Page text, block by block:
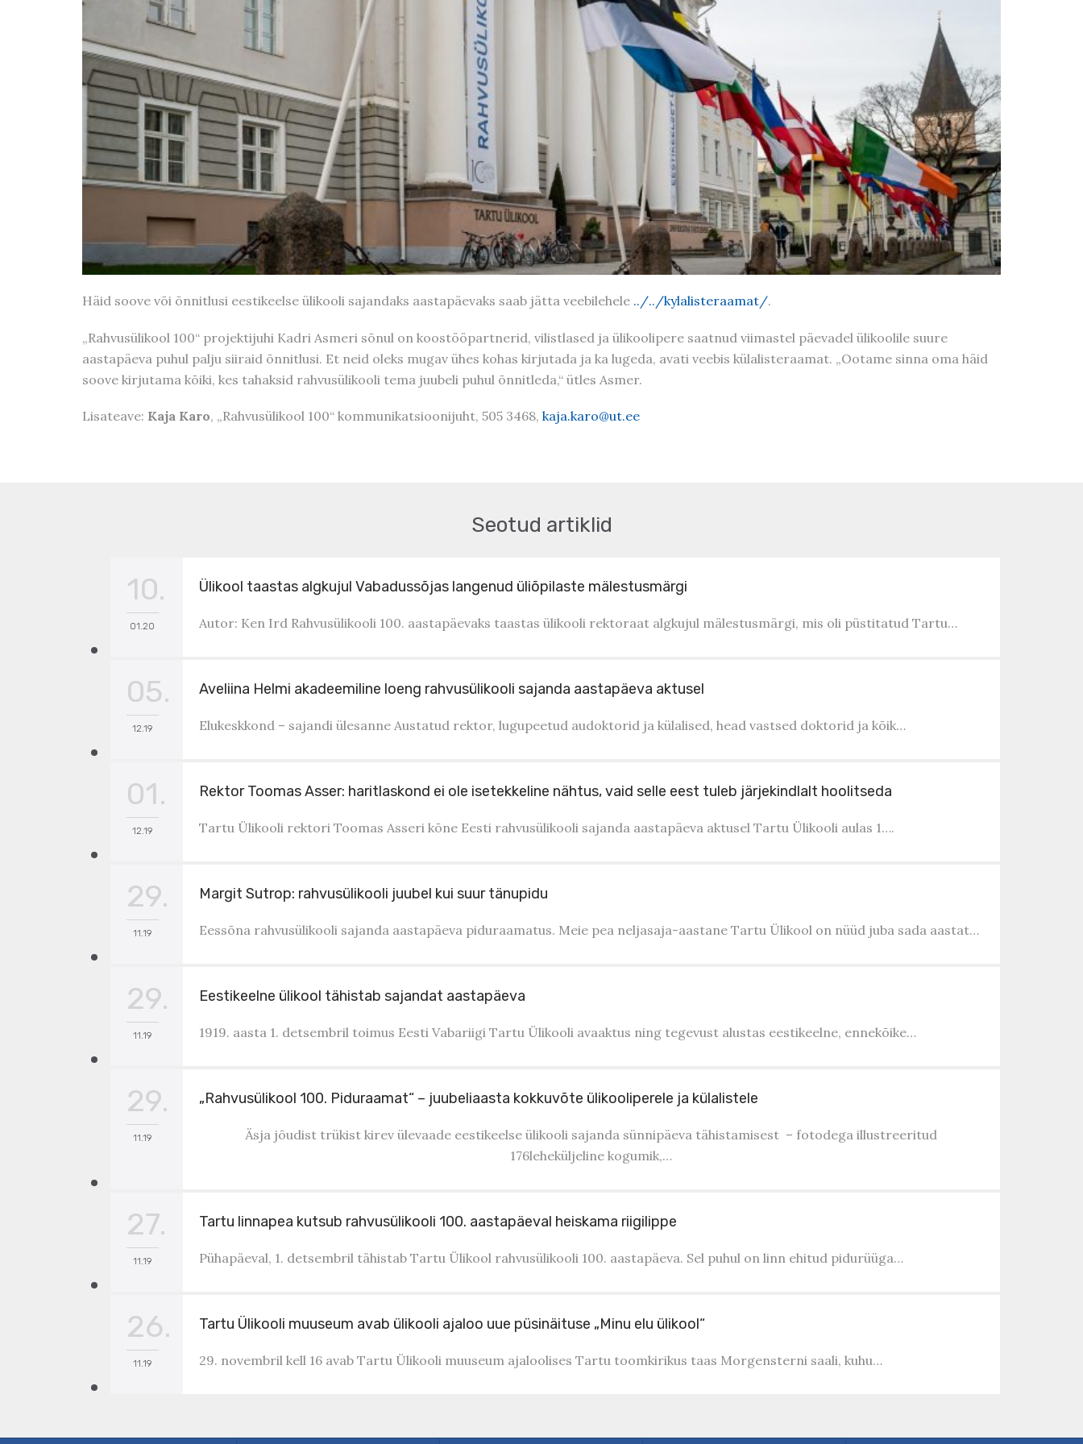
Häid soove või õnnitlusi eestikeelse ülikooli sajandaks aastapäevaks saab jätta veebilehele ../../kylalisteraamat/.
„Rahvusülikool 100“ projektijuhi Kadri Asmeri sõnul on koostööpartnerid, vilistlased ja ülikoolipere saatnud viimastel päevadel ülikoolile suure
aastapäeva puhul palju siiraid õnnitlusi. Et neid oleks mugav ühes kohas kirjutada ja ka lugeda, avati veebis külalisteraamat. „Ootame sinna oma häid
soove kirjutama kõiki, kes tahaksid rahvusülikooli tema juubeli puhul õnnitleda,“ ütles Asmer.
Lisateave: Kaja Karo, „Rahvusülikool 100“ kommunikatsioonijuht, 505 3468, kaja.karo@ut.ee
Seotud artiklid
10.
01.20
Ülikool taastas algkujul Vabadussõjas langenud üliõpilaste mälestusmärgi
Autor: Ken Ird Rahvusülikooli 100. aastapäevaks taastas ülikooli rektoraat algkujul mälestusmärgi, mis oli püstitatud Tartu…
05.
12.19
Aveliina Helmi akadeemiline loeng rahvusülikooli sajanda aastapäeva aktusel
Elukeskkond – sajandi ülesanne Austatud rektor, lugupeetud audoktorid ja külalised, head vastsed doktorid ja kõik…
01.
12.19
Rektor Toomas Asser: haritlaskond ei ole isetekkeline nähtus, vaid selle eest tuleb järjekindlalt hoolitseda
Tartu Ülikooli rektori Toomas Asseri kõne Eesti rahvusülikooli sajanda aastapäeva aktusel Tartu Ülikooli aulas 1….
29.
11.19
Margit Sutrop: rahvusülikooli juubel kui suur tänupidu
Eessõna rahvusülikooli sajanda aastapäeva piduraamatus. Meie pea neljasaja-aastane Tartu Ülikool on nüüd juba sada aastat…
29.
11.19
Eestikeelne ülikool tähistab sajandat aastapäeva
1919. aasta 1. detsembril toimus Eesti Vabariigi Tartu Ülikooli avaaktus ning tegevust alustas eestikeelne, ennekõike…
29.
11.19
„Rahvusülikool 100. Piduraamat“ – juubeliaasta kokkuvõte ülikooliperele ja külalistele
Äsja jõudist trükist kirev ülevaade eestikeelse ülikooli sajanda sünnipäeva tähistamisest – fotodega illustreeritud
176leheküljeline kogumik,…
27.
11.19
Tartu linnapea kutsub rahvusülikooli 100. aastapäeval heiskama riigilippe
Pühapäeval, 1. detsembril tähistab Tartu Ülikool rahvusülikooli 100. aastapäeva. Sel puhul on linn ehitud pidurüüga…
26.
11.19
Tartu Ülikooli muuseum avab ülikooli ajaloo uue püsinäituse „Minu elu ülikool“
29. novembril kell 16 avab Tartu Ülikooli muuseum ajaloolises Tartu toomkirikus taas Morgensterni saali, kuhu…